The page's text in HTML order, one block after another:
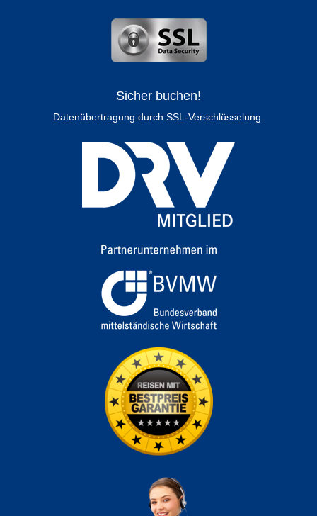
Sicher buchen!
Datenübertragung durch SSL-Verschlüsselung.